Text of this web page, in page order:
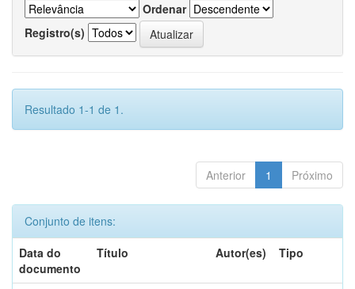
Ordenar
Registro(s)
Resultado 1-1 de 1.
Anterior 1 Próximo
Conjunto de itens:
Data do
documento
Título Autor(es) Tipo